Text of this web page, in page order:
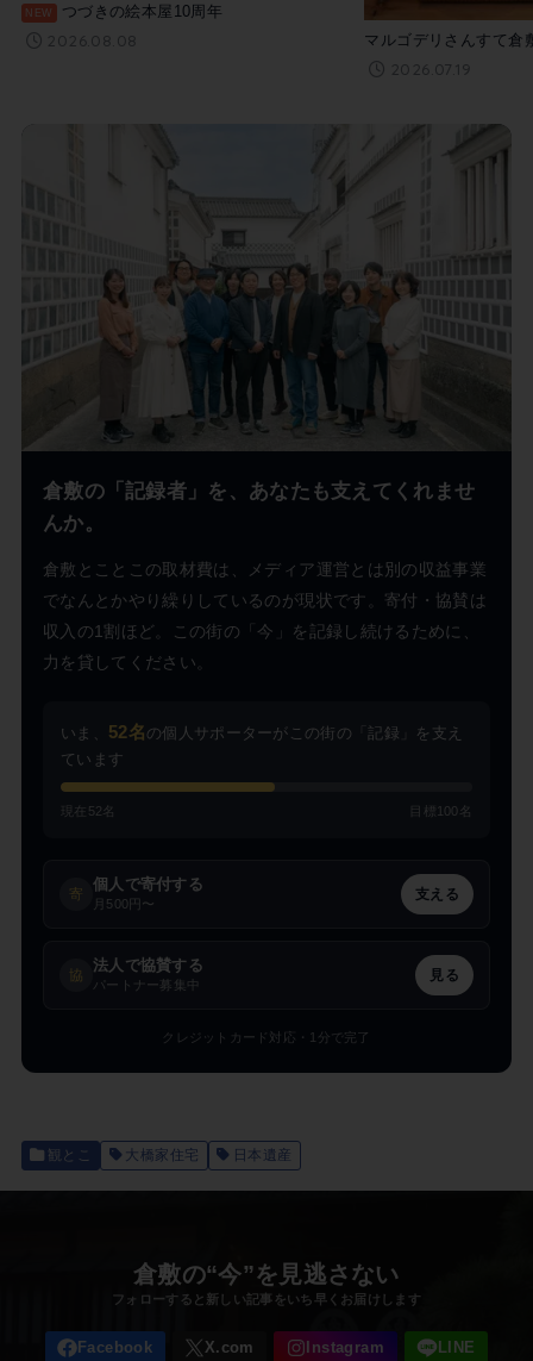
つづきの絵本屋10周年
2026.08.08 マルゴデリさんすて倉
2026.07.19
倉敷の「記録者」を、あなたも支えてくれませ
んか。
倉敷とことこの取材費は、メディア運営とは別の収益事業
でなんとかやり繰りしているのが現状です。寄付・協賛は
収入の1割ほど。この街の「今」を記録し続けるために、
力を貸してください。
いま、 52名 の個人サポーターがこの街の「記録」を支え
ています
現在52名 目標100名
寄
個人で寄付する
月500円〜
支える
協
法人で協賛する
パートナー募集中
見る
クレジットカード対応・1分で完了
観とこ 大橋家住宅 日本遺産